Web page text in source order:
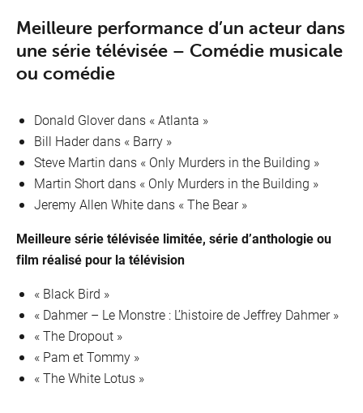
Meilleure performance d’un acteur dans
une série télévisée – Comédie musicale
ou comédie
Donald Glover dans « Atlanta »
Bill Hader dans « Barry »
Steve Martin dans « Only Murders in the Building »
Martin Short dans « Only Murders in the Building »
Jeremy Allen White dans « The Bear »
Meilleure série télévisée limitée, série d’anthologie ou
film réalisé pour la télévision
« Black Bird »
« Dahmer – Le Monstre : L’histoire de Jeffrey Dahmer »
« The Dropout »
« Pam et Tommy »
« The White Lotus »